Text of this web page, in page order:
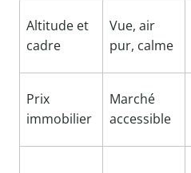
Altitude et
cadre
Vue, air
pur, calme
Prix
immobilier
Marché
accessible